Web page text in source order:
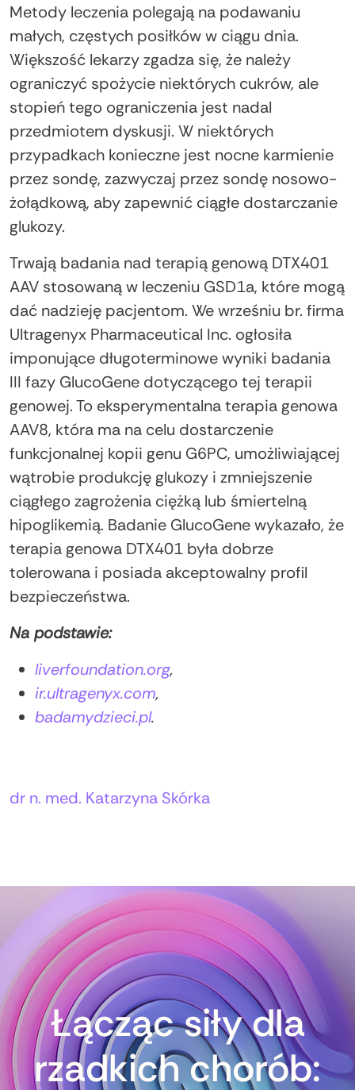
Metody leczenia polegają na podawaniu
małych, częstych posiłków w ciągu dnia.
Większość lekarzy zgadza się, że należy
ograniczyć spożycie niektórych cukrów, ale
stopień tego ograniczenia jest nadal
przedmiotem dyskusji. W niektórych
przypadkach konieczne jest nocne karmienie
przez sondę, zazwyczaj przez sondę nosowo-
żołądkową, aby zapewnić ciągłe dostarczanie
glukozy.
Trwają badania nad terapią genową DTX401
AAV stosowaną w leczeniu GSD1a, które mogą
dać nadzieję pacjentom. We wrześniu br. firma
Ultragenyx Pharmaceutical Inc. ogłosiła
imponujące długoterminowe wyniki badania
III fazy GlucoGene dotyczącego tej terapii
genowej. To eksperymentalna terapia genowa
AAV8, która ma na celu dostarczenie
funkcjonalnej kopii genu G6PC, umożliwiającej
wątrobie produkcję glukozy i zmniejszenie
ciągłego zagrożenia ciężką lub śmiertelną
hipoglikemią. Badanie GlucoGene wykazało, że
terapia genowa DTX401 była dobrze
tolerowana i posiada akceptowalny profil
bezpieczeństwa.
Na podstawie:
liverfoundation.org,
ir.ultragenyx.com,
badamydzieci.pl.
Autorzy:
dr n. med. Katarzyna Skórka
Łącząc siły dla
rzadkich chorób: